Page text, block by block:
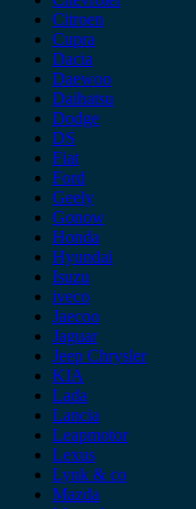
Citroen
Cupra
Dacia
Daewoo
Daihatsu
Dodge
DS
Fiat
Ford
Geely
Gonow
Honda
Hyundai
Isuzu
iveco
Jaecoo
Jaguar
Jeep Chrysler
KIA
Lada
Lancia
Leapmotor
Lexus
Lynk & co
Mazda